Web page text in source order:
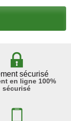
sécurisé
en ligne 100%
sécurisé